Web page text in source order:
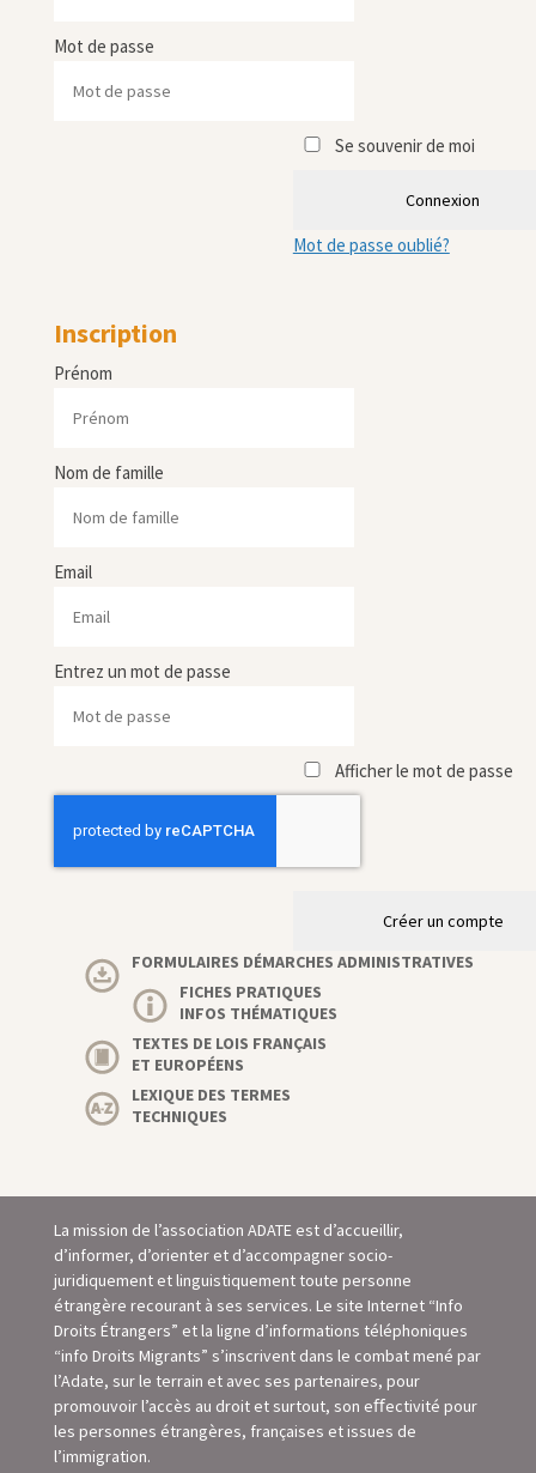
Mot de passe
Se souvenir de moi
Connexion
Mot de passe oublié?
Inscription
Prénom
Nom de famille
Email
Entrez un mot de passe
Afficher le mot de passe
Créer un compte
FORMULAIRES DÉMARCHES ADMINISTRATIVES
FICHES PRATIQUES
INFOS THÉMATIQUES
TEXTES DE LOIS FRANÇAIS
ET EUROPÉENS
LEXIQUE DES TERMES
TECHNIQUES
La mission de l’association ADATE est d’accueillir,
d’informer, d’orienter et d’accompagner socio-
juridiquement et linguistiquement toute personne
étrangère recourant à ses services. Le site Internet “Info
Droits Étrangers” et la ligne d’informations téléphoniques
“info Droits Migrants” s’inscrivent dans le combat mené par
l’Adate, sur le terrain et avec ses partenaires, pour
promouvoir l’accès au droit et surtout, son eﬀectivité pour
les personnes étrangères, françaises et issues de
l’immigration.